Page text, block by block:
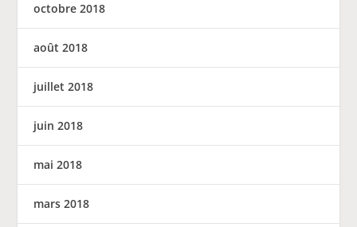
octobre 2018
août 2018
juillet 2018
juin 2018
mai 2018
mars 2018